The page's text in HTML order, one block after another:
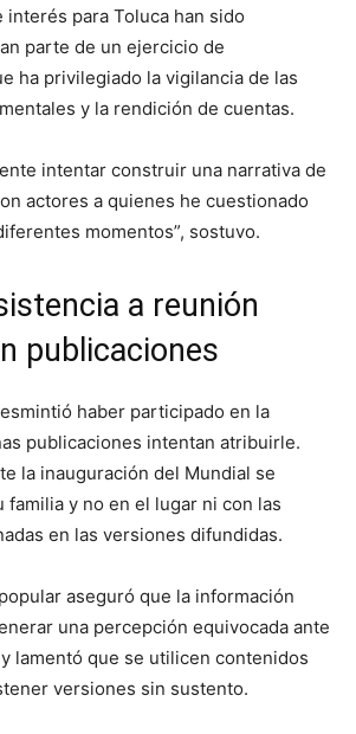
para Toluca han sido
parte de un ejercicio de
ha privilegiado la vigilancia de las
y la rendición de cuentas.
intentar construir una narrativa de
actores a quienes he cuestionado
momentos”, sostuvo.
a reunión
publicaciones
haber participado en la
publicaciones intentan atribuirle.
la inauguración del Mundial se
familia y no en el lugar ni con las
en las versiones difundidas.
aseguró que la información
una percepción equivocada ante
lamentó que se utilicen contenidos
versiones sin sustento.